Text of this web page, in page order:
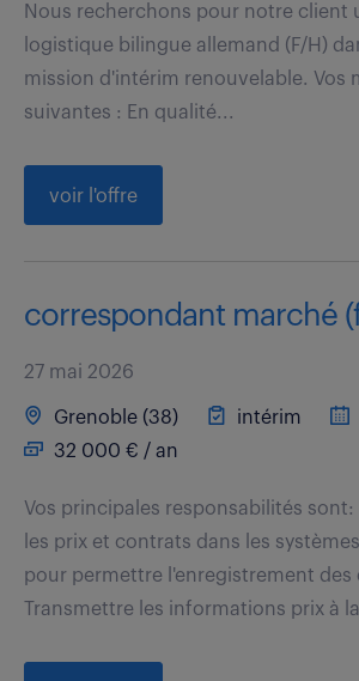
Nous recherchons pour notre client
logistique bilingue allemand (F/H)
mission d'intérim renouvelable. Vos
suivantes : En qualité...
voir l'offre
correspondant marché
27 mai 2026
Grenoble (38) intérim
32 000 € / an
Vos principales responsabilités
les prix et contrats dans les
pour permettre l'enregistrement des
Transmettre les informations prix à